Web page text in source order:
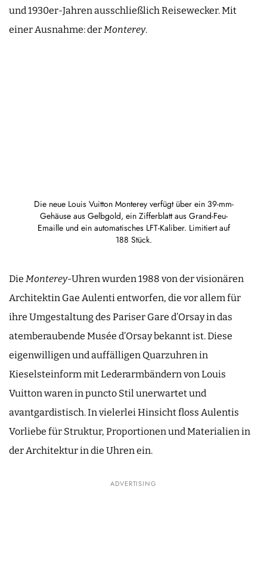
und 1930er-Jahren ausschließlich Reisewecker. Mit
einer Ausnahme: derMonterey.
Die neue Louis Vuitton Monterey verfügt über ein 39-mm-
Gehäuse aus Gelbgold, ein Zifferblatt aus Grand-Feu-
Emaille und ein automatisches LFT-Kaliber. Limitiert auf
188 Stück.
Die Monterey-Uhren wurden 1988 von der visionären
Architektin Gae Aulenti entworfen, die vor allem für
ihre Umgestaltung des Pariser Gare d’Orsay in das
atemberaubende Musée d’Orsay bekannt ist. Diese
eigenwilligen und auffälligen Quarzuhren in
Kieselsteinform mit Lederarmbändern von Louis
Vuitton waren in puncto Stil unerwartet und
avantgardistisch. In vielerlei Hinsicht floss Aulentis
Vorliebe für Struktur, Proportionen und Materialien in
der Architektur in die Uhren ein.
ADVERTISING